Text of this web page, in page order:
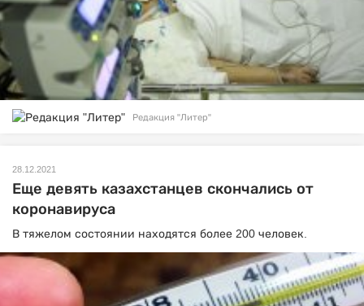
Редакция "Литер"
28.12.2021
Еще девять казахстанцев скончались от
коронавируса
В тяжелом состоянии находятся более 200 человек.